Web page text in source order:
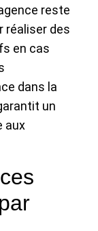
reste
réaliser des
en cas
dans la
un
aux